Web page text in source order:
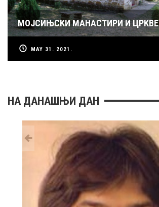
МОЈСИЊСКИ МАНАСТИРИ И ЦРКВЕ
MAY 31. 2021.
НА ДАНАШЊИ ДАН